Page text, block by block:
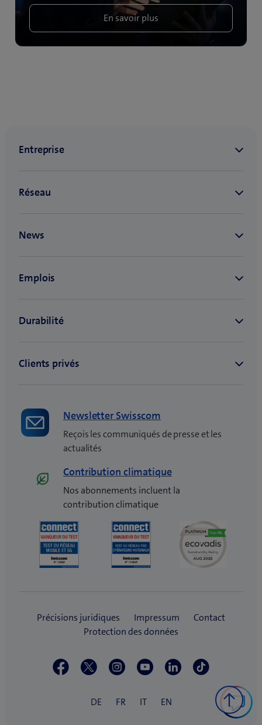
En savoir plus
Newsletter Swisscom
Reçois les communiqués de presse et les
actualités
Contribution climatique
Nos abonnements incluent la
contribution climatique